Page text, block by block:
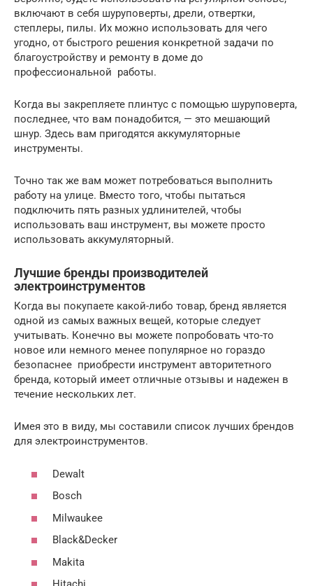
включают в себя шуруповерты, дрели, отвертки,
степлеры, пилы. Их можно использовать для чего
угодно, от быстрого решения конкретной задачи по
благоустройству и ремонту в доме до
профессиональной работы.
Когда вы закрепляете плинтус с помощью шуруповерта,
последнее, что вам понадобится, — это мешающий
шнур. Здесь вам пригодятся аккумуляторные
инструменты.
Точно так же вам может потребоваться выполнить
работу на улице. Вместо того, чтобы пытаться
подключить пять разных удлинителей, чтобы
использовать ваш инструмент, вы можете просто
использовать аккумуляторный.
Лучшие бренды производителей
электроинструментов
Когда вы покупаете какой-либо товар, бренд является
одной из самых важных вещей, которые следует
учитывать. Конечно вы можете попробовать что-то
новое или немного менее популярное но гораздо
безопаснее приобрести инструмент авторитетного
бренда, который имеет отличные отзывы и надежен в
течение нескольких лет.
Имея это в виду, мы составили список лучших брендов
для электроинструментов.
Dewalt
Bosch
Milwaukee
Black&Decker
Makita